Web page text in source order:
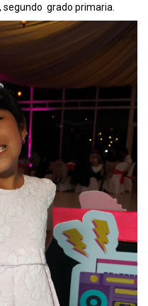
segundo grado primaria.